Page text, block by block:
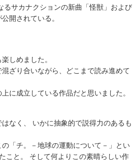
サカナクションの新曲「怪獣」および
開されている。
しめました。
ざり合いながら、どこまで読み進めて
に成立している作品だと思いました。
なく、 いかに抽象的で説得力のあるも
「チ。－地球の運動について－」とい
こと。 そして何よりこの素晴らしい作